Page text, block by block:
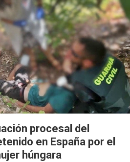
procesal del
en España por el
húngara